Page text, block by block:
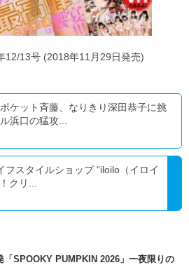
12/13号 (2018年11月29日発売)
ケット斉藤、なりきり深田恭子に挑
浜口の猛攻...
フスタイルショップ “iloilo（イロイ
クリ...
「SPOOKY PUMPKIN 2026」一夜限りの